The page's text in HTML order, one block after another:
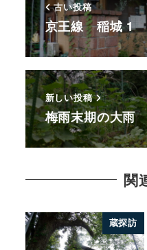
古い投稿
京王線 稲城 1
新しい投稿
梅雨末期の大雨
関
蔵探訪